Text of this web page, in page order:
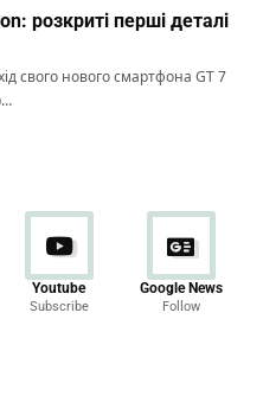
розкриті перші деталі
свого нового смартфона GT 7
Youtube
Subscribe
Google News
Follow